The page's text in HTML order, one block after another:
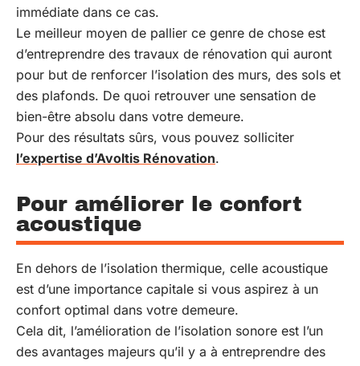
immédiate dans ce cas.
Le meilleur moyen de pallier ce genre de chose est
d’entreprendre des travaux de rénovation qui auront
pour but de renforcer l’isolation des murs, des sols et
des plafonds. De quoi retrouver une sensation de
bien-être absolu dans votre demeure.
Pour des résultats sûrs, vous pouvez solliciter
l’expertise d’Avoltis Rénovation.
Pour améliorer le confort
acoustique
En dehors de l’isolation thermique, celle acoustique
est d’une importance capitale si vous aspirez à un
confort optimal dans votre demeure.
Cela dit, l’amélioration de l’isolation sonore est l’un
des avantages majeurs qu’il y a à entreprendre des